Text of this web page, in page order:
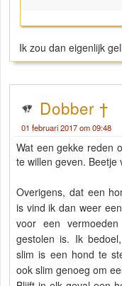
Ik zou dan eigenlijk
Dobber †
01 februari 2017 om 09:48
Wat een gekke reden
te willen geven. Beetje
Overigens, dat een
is vind ik dan weer
voor een
gestolen is. Ik
slim is een hond te
ook slim genoeg om